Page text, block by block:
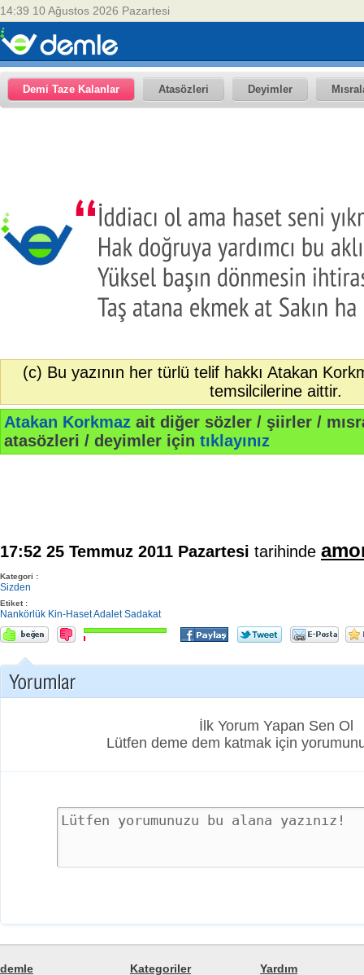
14:39 10 Ağustos 2026 Pazartesi
Demi Taze Kalanlar Atasözleri Deyimler
(c) Bu yazının her türlü telif hakkı Atakan
temsilcilerine aittir.
Atakan Korkmaz ait diğer sözler / şiirler /
atasözleri / deyimler için tıklayınız
17:52 25 Temmuz 2011 Pazartesi tarihinde
Kategori :
Sizden
Etiket :
Nankörlük Kin-HasetAdalet Sadakat
İlk Yorum Yapan Sen Ol
Lütfen deme dem katmak için
demle Kategoriler Yardım